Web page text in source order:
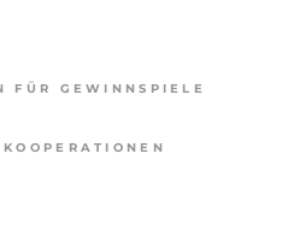
FÜR GEWINNSPIELE